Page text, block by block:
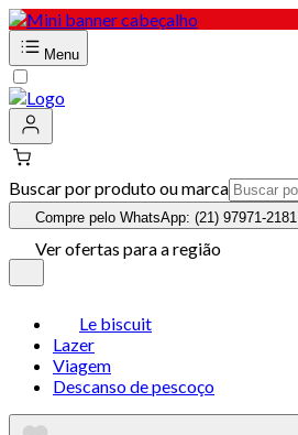
Menu
Buscar por produto ou marca
Compre pelo WhatsApp: (21) 97971-2181
Ver ofertas para a região
Le biscuit
Lazer
Viagem
Descanso de pescoço